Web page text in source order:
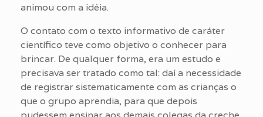
animou com a idéia.
O contato com o texto informativo de caráter
científico teve como objetivo o conhecer para
brincar. De qualquer forma, era um estudo e
precisava ser tratado como tal: daí a necessidade
de registrar sistematicamente com as crianças o
que o grupo aprendia, para que depois